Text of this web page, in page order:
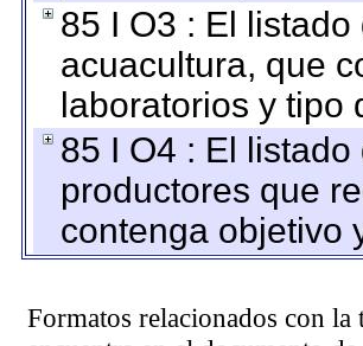
85 I O3 : El
acuacultura, que
laboratorios y tipo
85 I O4 : El
productores que
contenga objetivo
Formatos relacionados con